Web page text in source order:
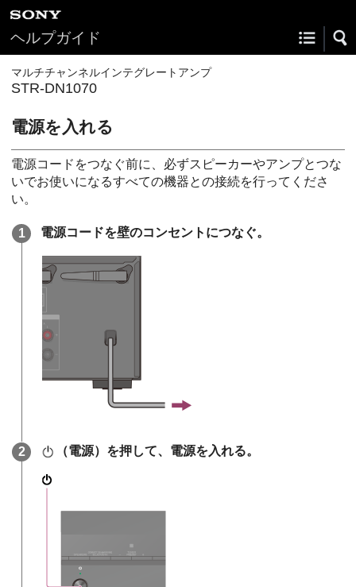
ヘルプガイド
マルチチャンネルインテグレートアンプ
STR-DN1070
電源を入れる
電源コードをつなぐ前に、必ずスピーカーやアンプとつな
いでお使いになるすべての機器との接続を行ってくださ
い。
電源コードを壁のコンセントにつなぐ。
（電源）を押して、電源を入れる。